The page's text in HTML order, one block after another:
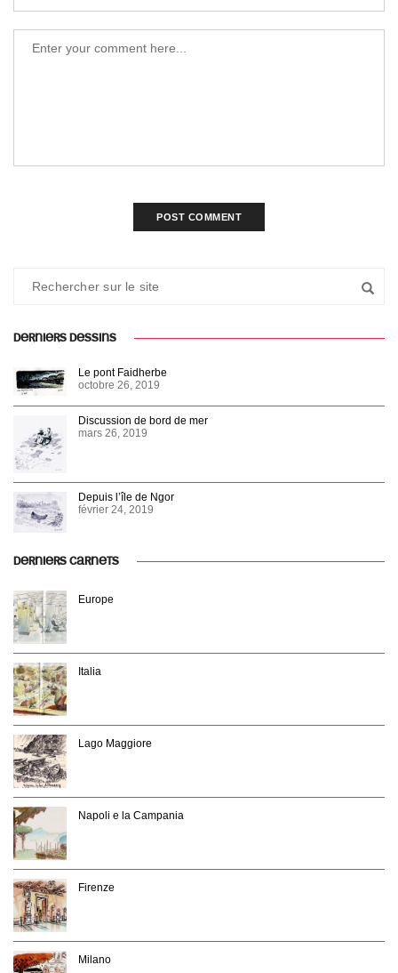
DERNIERS DESSINS
Le pont Faidherbe
octobre 26, 2019
Discussion de bord de mer
mars 26, 2019
Depuis l’île de Ngor
février 24, 2019
DERNIERS CARNETS
Europe
Italia
Lago Maggiore
Napoli e la Campania
Firenze
Milano